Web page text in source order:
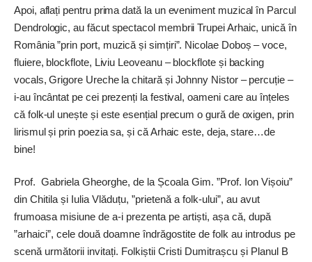
Apoi, aflați pentru prima dată la un eveniment muzical în Parcul
Dendrologic, au făcut spectacol membrii Trupei Arhaic, unică în
România ”prin port, muzică și simțiri”. Nicolae Doboș – voce,
fluiere, blockflote, Liviu Leoveanu – blockflote și backing
vocals, Grigore Ureche la chitară și ­Johnny Nistor – percuție –
i-au încântat pe cei prezenți la festival, oameni care au înțeles
că folk-ul unește și este esențial precum o gură de oxigen, prin
lirismul și prin poezia sa, și că Arhaic este, deja, stare…de
bine!
Prof. Gabriela ­Gheorghe, de la Școala Gim. ”Prof. Ion Vișoiu”
din Chitila și Iulia Vlăduțu, ”prietenă a folk-ului”, au avut
frumoasa misiune de a-i prezenta pe artiști, așa că, după
”arhaici”, cele două doamne îndrăgostite de folk au introdus pe
scenă următorii invitați. Folkiștii Cristi Dumitrașcu și Planul B